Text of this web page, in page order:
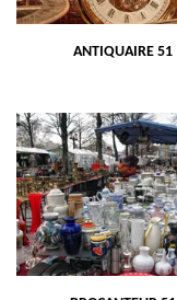
ANTIQUAIRE 51